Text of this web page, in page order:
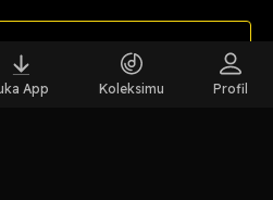
LAIN
App Koleksimu Profil